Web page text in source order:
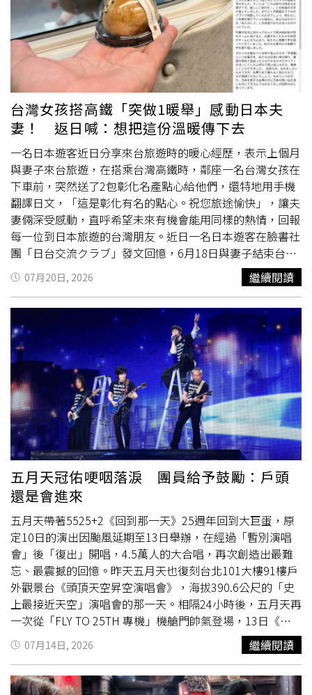
所以私下穿得舒服自在比較重要！」至於團員中誰最會穿
搭，幾位大男孩都公推團員孟維是VERA的「穿搭達人」，
更是團體的「服裝造型師」，藍弟表示：「孟維會去研究很
多現在流行的飾品或服裝風格或者是流行小物，我們也因為
常討論穿搭風格，感覺自己成團後，在穿衣服上的衣Q也越
來越進步了！」VERA也希望能有更多機會代言女性相關用
品，蔡朕說：「我覺得我們團非常適合美妝保養，因為每個
人都非常擅唱化妝保養這一塊！」Nelson則毛遂自薦：
「其實除了女性私密用品或是內衣褲以外的商品，我們都很
適合！現在很少有商品是分性別的，所以什麼商品都很適合
我們團！畢竟我們也是主打中性風的團體，希望大家打破性
別的框架！」VERA自認很適合代言女性相關用品。（圖／
THE HYUNDAI 現代百貨提供）
台灣女孩搭高鐵「突做1暖舉」感動日本夫
妻！ 返日喊：想把這份溫暖傳下去
一名日本遊客近日分享來台旅遊時的暖心經歷，表示上個月
與妻子來台旅遊，在搭乘台灣高鐵時，鄰座一名台灣女孩在
下車前，突然送了2包彰化名產點心給他們，還特地用手機
翻譯日文，「這是彰化有名的點心。祝您旅途愉快」，讓夫
妻倆深受感動，直呼希望未來有機會能用同樣的熱情，回報
每一位到日本旅遊的台灣朋友。近日一名日本遊客在臉書社
團「日台交流クラブ」發文回憶，6月18日與妻子結束台中
行程後，搭乘高鐵返回台北，鄰座
一位約20多歲的年輕
女子。一路上雙方都沒有交談，他與妻子只是欣賞窗外風
景、閒聊旅行中的點滴。直到列車即將抵達板橋站時，女子
開始整理隨身物品，夫妻倆原以為她只是準備下車，沒想到
對方突然遞上2包點心，並拿出手機展示翻譯好的日文訊
息，「這是彰化有名的點心。祝您旅途愉快！」讓兩人又驚
又喜。由於列車到站，女子匆忙下車，日本夫妻來不及多
說，只能趕緊用日文向對方說了一句「謝謝」。沒想到，當
列車再次緩緩啟動後，原PO望向月台，竟發現女孩仍站在
原地，微笑著朝車廂揮手送行，夫妻倆也立刻揮手回應，為
這趟旅程留下難忘回憶。原PO透露，回到日本後，夫妻倆
一邊品嚐女孩贈送的彰化名產「芋頭酥」，一邊回想在台灣
遇見的這份善意，心中依舊感到十分溫暖，感動表示「雖然
很想向她道謝，但因為當時並未互相報上姓名便分別了，這
恐怕難以實現。但願有朝一日，我能以熱情好客的款待，讓
造訪日本的台灣朋友留下美好的日本回憶」。貼文曝光後引
發熱議，許多網友紛紛留言表示，「台灣人是真的會這樣
做，刻在骨子的善意」、「彰化人就是這麼熱情！日本人會
嚇到」、「善的循環」、「我是那位小姐我也會做同樣的事
情，這真的是不少台灣人的通病」、「彰化最有名的名產是
蛋黃酥，雄二家算是裡面好吃又乾淨明亮的店」、「這是彰
化蛋黃酥蠻有名的雄二家，原來也有出芋頭酥產品，感謝提
供訊息和歡迎再來台灣」、「那個也不算便宜喔」。
07月20日, 2026 繼續閱讀
五月天冠佑哽咽落淚 團員給予鼓勵：戶頭
還是會進來
五月天帶著5525+2《回到那一天》25週年回到大巨蛋，原
定10日的演出因颱風延期至13日舉辦，在經過「暫別演唱
會」後「復出」開唱，4.5萬人的大合唱，再次創造出最難
忘、最震撼的回憶。昨天五月天也復刻台北101大樓91樓戶
外觀景台《頭頂天空昇空演唱會》，海拔390.6公尺的「史
上最接近天空」演唱會的那一天。相隔24小時後，五月天再
一次從「FLY TO 25TH 專機」機艙門帥氣登場，13日《回
到那一天》25週年巡迴演唱會來到第162場，一開唱歌迷情
緒激動熱情達到最高點，〈OAOA〉、〈孫悟空〉、〈將軍
令〉等歌點燃全場氛圍，阿信先和歌迷打招呼：「大家好！
好久不見！我感覺自從上次演唱會，似乎過了整整24年！我
07月14日, 2026 繼續閱讀